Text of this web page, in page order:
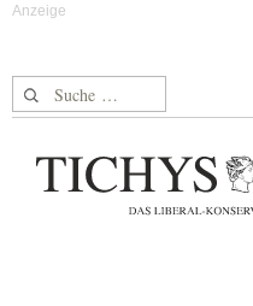
Suche nach: